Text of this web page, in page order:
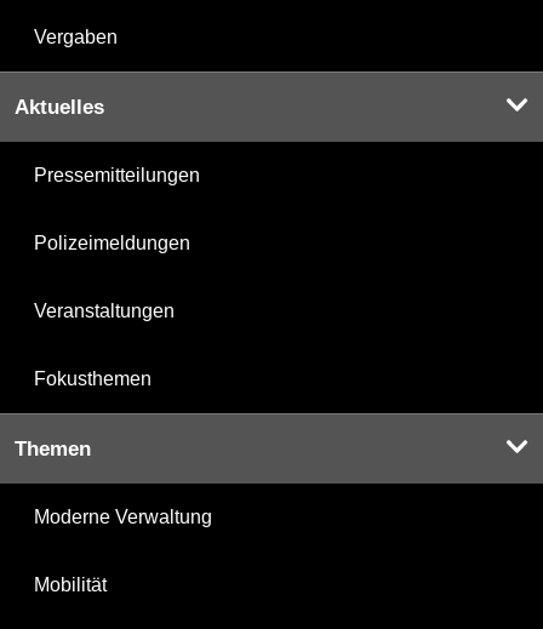
Vergaben
Aktuelles
Pressemitteilungen
Polizeimeldungen
Veranstaltungen
Fokusthemen
Themen
Moderne Verwaltung
Mobilität